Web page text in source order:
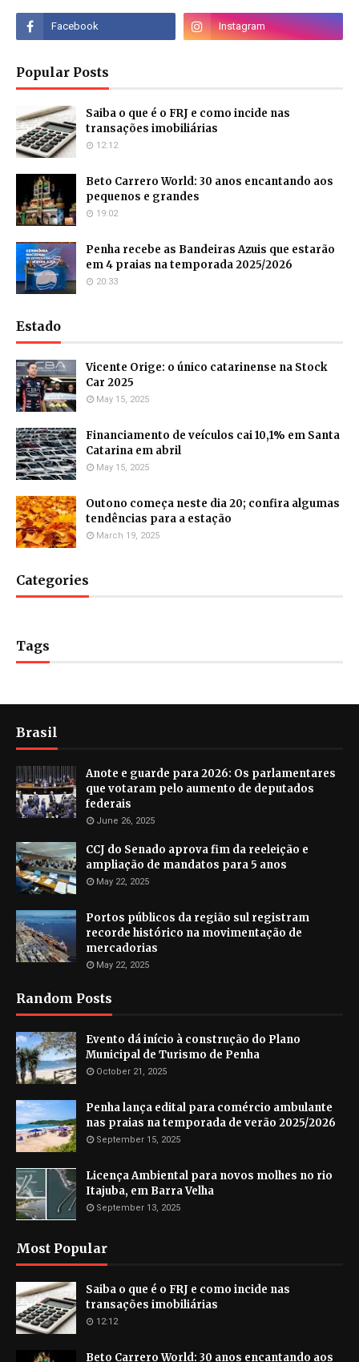
Popular Posts
Saiba o que é o FRJ e como incide nas
transações imobiliárias
12:12
Beto Carrero World: 30 anos encantando aos
pequenos e grandes
19:02
Penha recebe as Bandeiras Azuis que estarão
em 4 praias na temporada 2025/2026
20:33
Estado
Vicente Orige: o único catarinense na Stock
Car 2025
May 15, 2025
Financiamento de veículos cai 10,1% em Santa
Catarina em abril
May 15, 2025
Outono começa neste dia 20; confira algumas
tendências para a estação
March 19, 2025
Categories
Tags
Brasil
Anote e guarde para 2026: Os parlamentares
que votaram pelo aumento de deputados
federais
June 26, 2025
CCJ do Senado aprova fim da reeleição e
ampliação de mandatos para 5 anos
May 22, 2025
Portos públicos da região sul registram
recorde histórico na movimentação de
mercadorias
May 22, 2025
Random Posts
Evento dá início à construção do Plano
Municipal de Turismo de Penha
October 21, 2025
Penha lança edital para comércio ambulante
nas praias na temporada de verão 2025/2026
September 15, 2025
Licença Ambiental para novos molhes no rio
Itajuba, em Barra Velha
September 13, 2025
Most Popular
Saiba o que é o FRJ e como incide nas
transações imobiliárias
12:12
Beto Carrero World: 30 anos encantando aos